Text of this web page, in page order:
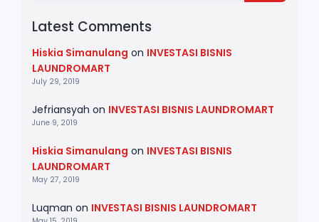
Latest Comments
Hiskia Simanulang on INVESTASI BISNIS
LAUNDROMART
July 29, 2019
Jefriansyah on INVESTASI BISNIS LAUNDROMART
June 9, 2019
Hiskia Simanulang on INVESTASI BISNIS
LAUNDROMART
May 27, 2019
Luqman on INVESTASI BISNIS LAUNDROMART